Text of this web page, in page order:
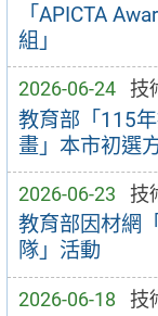
「APICTA
組」
2026-06-24 技
教育部「115
畫」本市初選
2026-06-23 技
教育部因材網
隊」活動
2026-06-18 技